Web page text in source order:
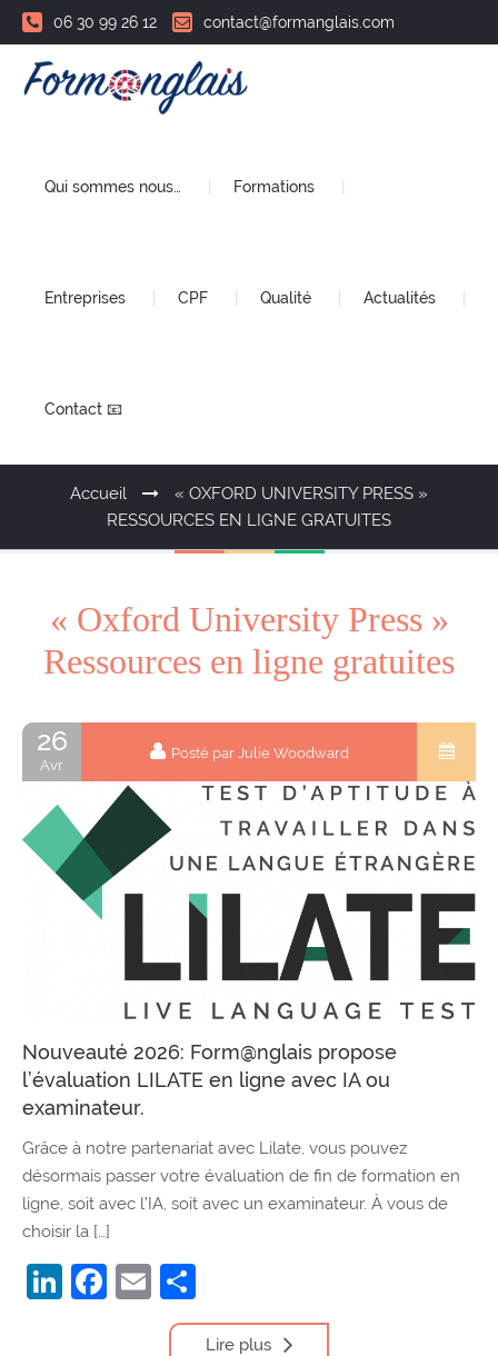
06 30 99 26 12 contact@formanglais.com
Qui sommes nous… Formations
Entreprises CPF Qualité Actualités
Contact 📧
Accueil
« OXFORD UNIVERSITY PRESS »
RESSOURCES EN LIGNE GRATUITES
« Oxford University Press »
Ressources en ligne gratuites
26
Avr
Posté par Julie Woodward
Nouveauté 2026: Form@nglais propose
l’évaluation LILATE en ligne avec IA ou
examinateur.
Grâce à notre partenariat avec Lilate, vous pouvez
désormais passer votre évaluation de fin de formation en
ligne, soit avec l’IA, soit avec un examinateur. À vous de
choisir la […]
LinkedIn
Facebook
Email
Lire plus